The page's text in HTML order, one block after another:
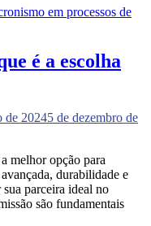
é a escolha
de 20245 de dezembro de
melhor opção para
durabilidade e
parceira ideal no
são fundamentais